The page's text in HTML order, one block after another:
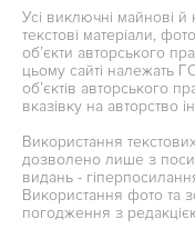
Усі виключні майнові
текстові матеріали,
об’єкти авторського
цьому сайті належать
об’єктів авторського
вказівку на авторство
Використання
дозволено лише з
видань -
Використання фото та
погодження з